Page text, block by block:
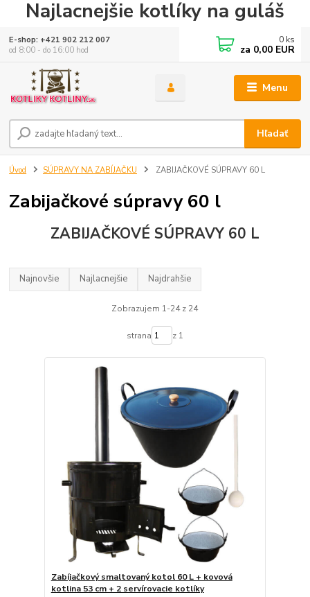
Najlacnejšie kotlíky na guláš
Menu
Hľadať
E-shop: +421 902 212 007
od 8:00 - do 16:00 hod
0 ks
za 0,00 EUR
Úvod SÚPRAVY NA ZABÍJAČKU ZABIJAČKOVÉ SÚPRAVY 60 L
Zabijačkové súpravy 60 l
ZABIJAČKOVÉ SÚPRAVY 60 L
Najnovšie Najlacnejšie Najdrahšie
Zobrazujem 1-24 z 24
strana z 1
Zabíjačkový smaltovaný kotol 60 L + kovová
kotlina 53 cm + 2 servírovacie kotlíky